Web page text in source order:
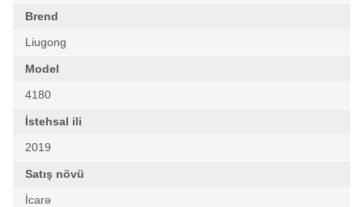
Brend
Liugong
Model
4180
İstehsal ili
2019
Satış növü
İcarə